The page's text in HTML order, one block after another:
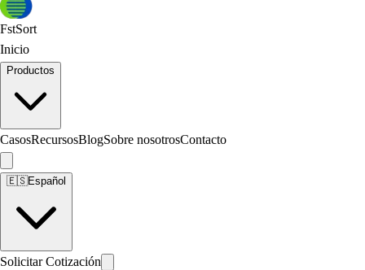
FstSort
Inicio
Productos
CasosRecursosBlogSobre nosotrosContacto
🇪🇸Español
Solicitar Cotización